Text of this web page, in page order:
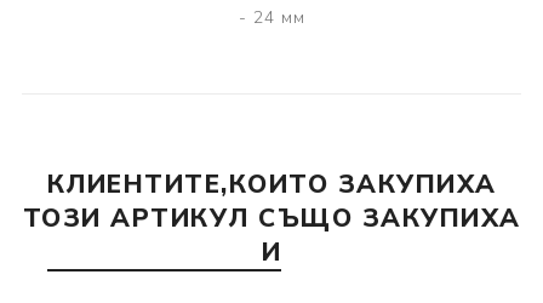
- 24 мм
КЛИЕНТИТЕ,КОИТО ЗАКУПИХА
ТОЗИ АРТИКУЛ СЪЩО ЗАКУПИХА
И